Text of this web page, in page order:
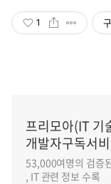
1
프리모아(IT 기
개발자구독서
53,000여명의 검증
, IT 관련 정보 수록